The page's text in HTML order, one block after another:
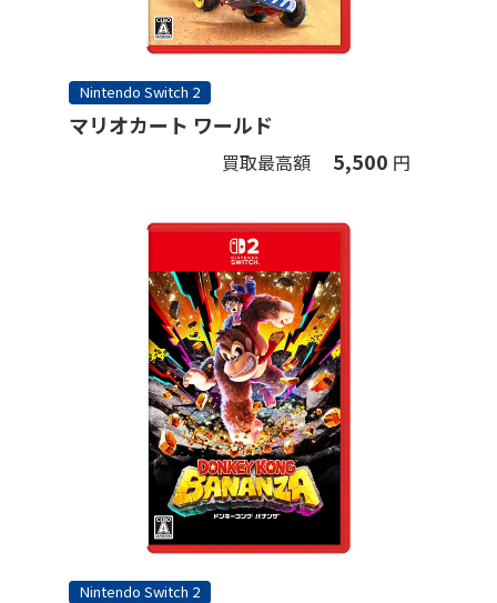
Nintendo Switch 2
マリオカート ワールド
買取最高額 5,500 円
Nintendo Switch 2